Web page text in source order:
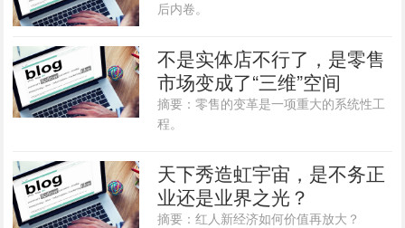
后内卷。
不是实体店不行了，是零售
市场变成了“三维”空间
摘要：零售的变革是一项重大的系统性工
程。
天下秀造虹宇宙，是不务正
业还是业界之光？
摘要：红人新经济如何价值再放大？